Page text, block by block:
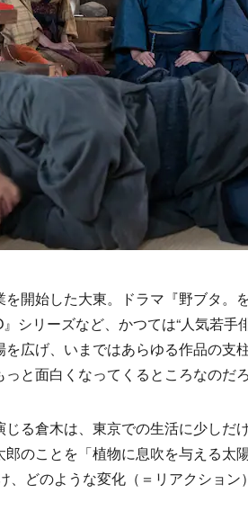
開始した大東。ドラマ『野ブタ。
シリーズなど、かつては“人気若手
広げ、いまではあらゆる作品の支
と面白くなってくるところなのだろ
る倉木は、東京での生活に少しだ
のことを「植物に息吹を与える太
、どのような変化（＝リアクション